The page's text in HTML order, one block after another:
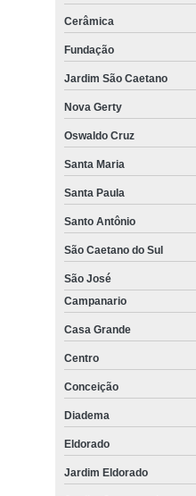
Cerâmica
Fundação
Jardim São Caetano
Nova Gerty
Oswaldo Cruz
Santa Maria
Santa Paula
Santo Antônio
São Caetano do Sul
São José
Campanario
Casa Grande
Centro
Conceição
Diadema
Eldorado
Jardim Eldorado